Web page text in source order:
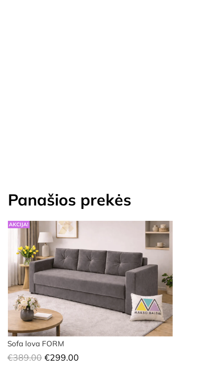
Panašios prekės
AKCIJA!
Sofa lova FORM
€389.00 Original
€299.00